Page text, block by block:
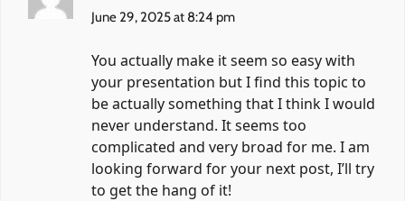
June 29, 2025 at 8:24 pm
You actually make it seem so easy with
your presentation but I find this topic to
be actually something that I think I would
never understand. It seems too
complicated and very broad for me. I am
looking forward for your next post, I’ll try
to get the hang of it!